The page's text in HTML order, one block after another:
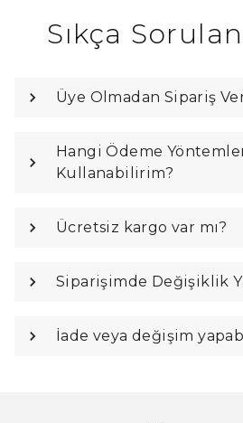
Sıkça
Üye Olmadan Sipariş
Hangi Ödeme
Kullanabilirim?
Ücretsiz kargo var mı?
Siparişimde Değişiklik
İade veya değişim